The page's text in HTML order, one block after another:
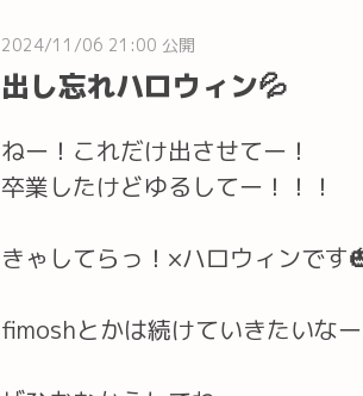
2024/11/06 21:00 公開
出し忘れハロウィン💦
ねー！これだけ出させてー！
卒業したけどゆるしてー！！！
きゃしてらっ！×ハロウィンです
fimoshとかは続けていきたいな